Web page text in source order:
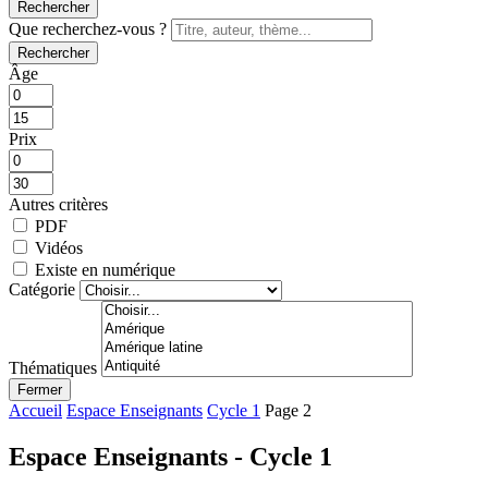
Rechercher
Que recherchez-vous ?
Rechercher
Âge
Prix
Autres critères
PDF
Vidéos
Existe en numérique
Catégorie
Thématiques
Fermer
Accueil Espace Enseignants Cycle 1 Page 2
Espace Enseignants - Cycle 1